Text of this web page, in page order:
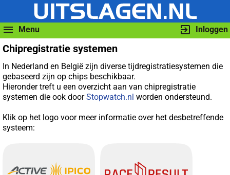
Menu Inloggen
Chipregistratie systemen
In Nederland en België zijn diverse tijdregistratiesystemen die
gebaseerd zijn op chips beschikbaar.
Hieronder treft u een overzicht aan van chipregistratie
systemen die ook doorStopwatch.nl worden ondersteund.
Klik op het logo voor meer informatie over het desbetreffende
systeem: